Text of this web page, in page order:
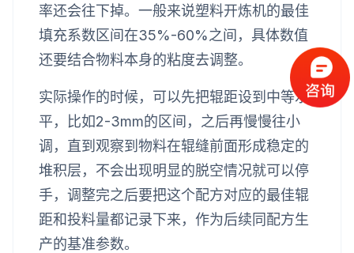
率还会往下掉。一般来说塑料开炼机的最佳
填充系数区间在35%-60%之间，具体数值
还要结合物料本身的粘度去调整。
实际操作的时候，可以先把辊距设到中等水
平，比如2-3mm的区间，之后再慢慢往小
调，直到观察到物料在辊缝前面形成稳定的
堆积层，不会出现明显的脱空情况就可以停
手，调整完之后要把这个配方对应的最佳辊
距和投料量都记录下来，作为后续同配方生
产的基准参数。